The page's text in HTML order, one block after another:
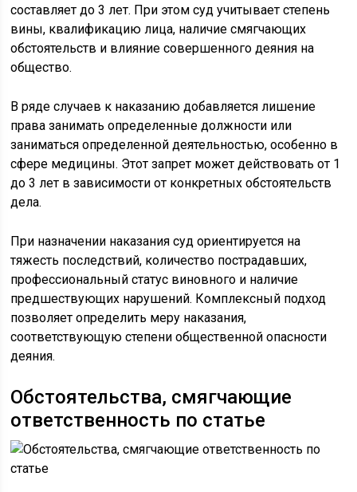
составляет до 3 лет. При этом суд учитывает степень
вины, квалификацию лица, наличие смягчающих
обстоятельств и влияние совершенного деяния на
общество.
В ряде случаев к наказанию добавляется лишение
права занимать определенные должности или
заниматься определенной деятельностью, особенно в
сфере медицины. Этот запрет может действовать от 1
до 3 лет в зависимости от конкретных обстоятельств
дела.
При назначении наказания суд ориентируется на
тяжесть последствий, количество пострадавших,
профессиональный статус виновного и наличие
предшествующих нарушений. Комплексный подход
позволяет определить меру наказания,
соответствующую степени общественной опасности
деяния.
Обстоятельства, смягчающие
ответственность по статье